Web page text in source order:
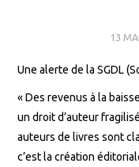
13
Une alerte de la SGDL
« Des revenus à la
un droit d’auteur
auteurs de livres sont
c’est la création